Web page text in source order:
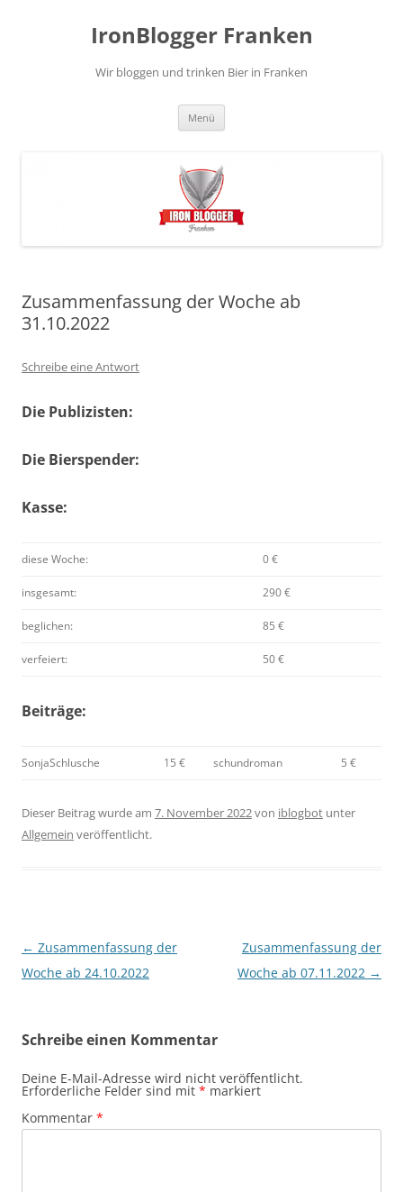
IronBlogger Franken
Wir bloggen und trinken Bier in Franken
Menü
Zusammenfassung der Woche ab
31.10.2022
Schreibe eine Antwort
Die Publizisten:
Die Bierspender:
Kasse:
diese Woche: 0 €
insgesamt: 290 €
beglichen: 85 €
verfeiert: 50 €
Beiträge:
SonjaSchlusche 15 € schundroman 5 €
Dieser Beitrag wurde am 7. November 2022von iblogbot unter
Allgemein veröffentlicht.
Beitragsnavigation
← Zusammenfassung der
Woche ab 24.10.2022
Zusammenfassung der
Woche ab 07.11.2022 →
Schreibe einen Kommentar
Deine E-Mail-Adresse wird nicht veröffentlicht.
Erforderliche Felder sind mit * markiert
Kommentar *